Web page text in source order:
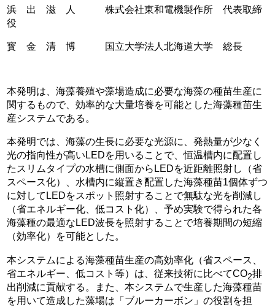
浜 出 滋 人 株式会社東和電機製作所 代表取締
役
寳 金 清 博 国立大学法人北海道大学 総長
本発明は、海藻養殖や藻場造成に必要な海藻の種苗生産に
関するもので、効率的な大量培養を可能とした海藻種苗生
産システムである。
本発明では、海藻の生長に必要な光源に、発熱量が少なく
光の指向性が高いLEDを用いることで、恒温槽内に配置し
たスリムタイプの水槽に側面からLEDを近距離照射し（省
スペース化）、水槽内に縦置き配置した海藻種苗1個体ずつ
に対してLEDをスポット照射することで無駄な光を削減し
（省エネルギー化、低コスト化）、予め実験で得られた各
海藻種の最適なLED波長を照射することで培養期間の短縮
（効率化）を可能とした。
本システムによる海藻種苗生産の高効率化（省スペース、
省エネルギー、低コスト等）は、従来技術に比べてCO2排
出削減に貢献する。また、本システムで生産した海藻種苗
を用いて造成した藻場は「ブルーカーボン」の役割を担